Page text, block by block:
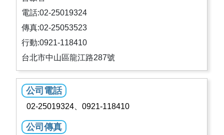
電話:02-25019324
傳真:02-25053523
行動:0921-118410
台北市中山區龍江路287號
公司電話
02-25019324、0921-118410
公司傳真